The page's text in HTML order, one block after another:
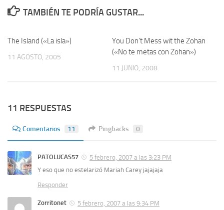
TAMBIÉN TE PODRÍA GUSTAR...
The Island («La isla»)
11 AGOSTO, 2005
You Don’t Mess wit the Zohan
(«No te metas con Zohan»)
11 JUNIO, 2008
11 RESPUESTAS
Comentarios 11 Pingbacks 0
PATOLUCAS57
5 febrero, 2007 a las 3:23 PM
Y eso que no estelarizó Mariah Carey jajajaja
Responder
Zorritonet
5 febrero, 2007 a las 9:34 PM